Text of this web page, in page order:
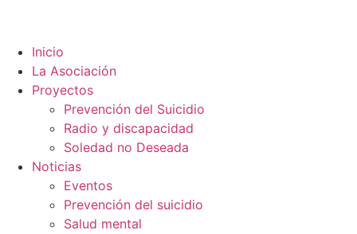
Inicio
La Asociación
Proyectos
Prevención del Suicidio
Radio y discapacidad
Soledad no Deseada
Noticias
Eventos
Prevención del suicidio
Salud mental